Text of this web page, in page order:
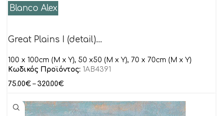
Blanco Alex
Great Plains I (detail)…
100 x 100cm (M x Y), 50 x50 (M x Y), 70 x 70cm (M x Y)
Κωδικός Προϊόντος: 1AB4391
75.00€ – 320.00€